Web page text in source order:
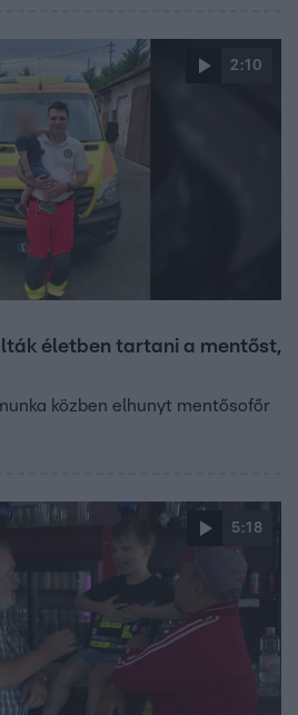
2:10
életben tartani a mentőst,
közben elhunyt mentősofőr
5:18